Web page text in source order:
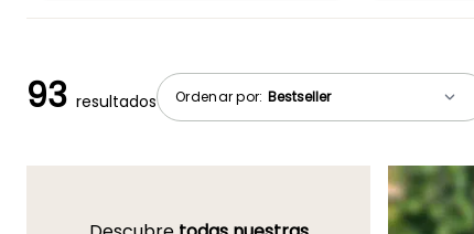
Ordenar por:
93 resultados